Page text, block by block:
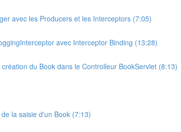
avec les Producers et les Interceptors (7:05)
avec Interceptor Binding (13:28)
du Book dans le Controlleur BookServlet (8:13)
la saisie d'un Book (7:13)